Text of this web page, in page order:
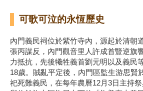
可歌可泣的永恆歷史
內門義民祠位於紫竹寺內，源起於清朝
張丙謀反，內門觀音里人許成首豎逆旗
力抵抗，先後犧牲義首劉元明以及義民
18歲。賊亂平定後，內門區監生游思賢
祀死難義民，在每年農曆12月3日主持